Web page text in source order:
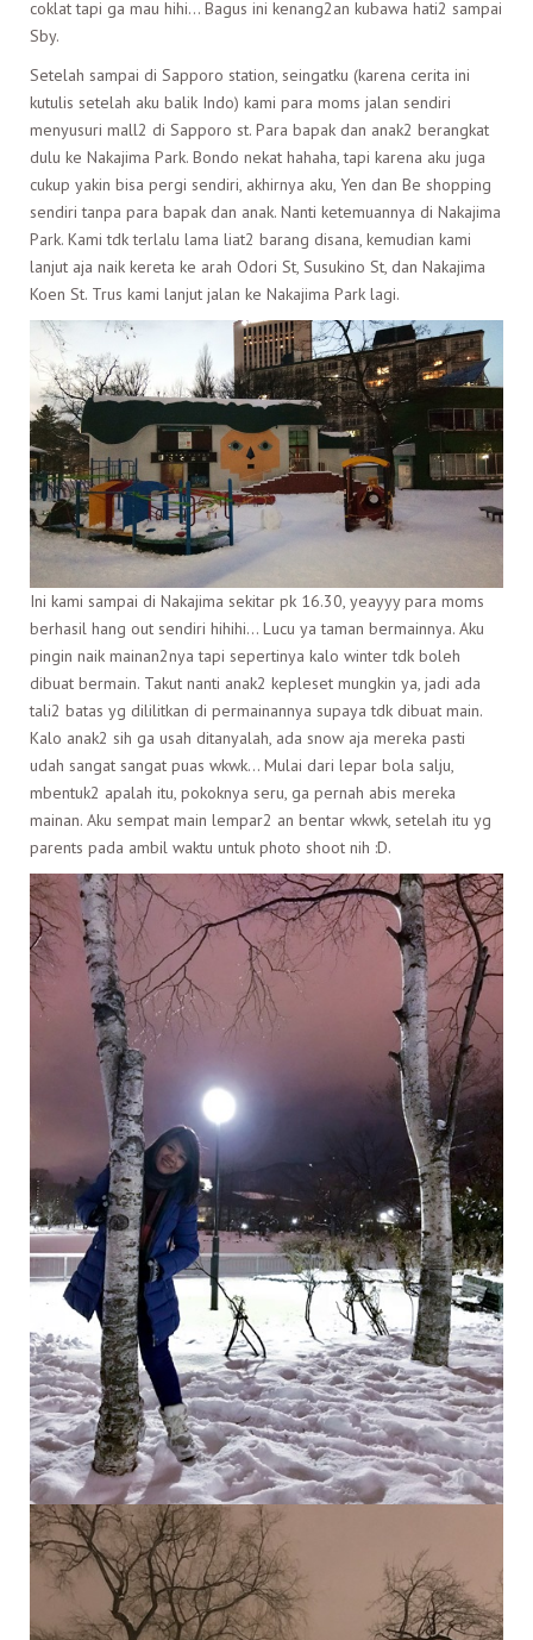
coklat tapi ga mau hihi… Bagus ini kenang2an kubawa hati2 sampai
Sby.
Setelah sampai di Sapporo station, seingatku (karena cerita ini
kutulis setelah aku balik Indo) kami para moms jalan sendiri
menyusuri mall2 di Sapporo st. Para bapak dan anak2 berangkat
dulu ke Nakajima Park. Bondo nekat hahaha, tapi karena aku juga
cukup yakin bisa pergi sendiri, akhirnya aku, Yen dan Be shopping
sendiri tanpa para bapak dan anak. Nanti ketemuannya di Nakajima
Park. Kami tdk terlalu lama liat2 barang disana, kemudian kami
lanjut aja naik kereta ke arah Odori St, Susukino St, dan Nakajima
Koen St. Trus kami lanjut jalan ke Nakajima Park lagi.
Ini kami sampai di Nakajima sekitar pk 16.30, yeayyy para moms
berhasil hang out sendiri hihihi… Lucu ya taman bermainnya. Aku
pingin naik mainan2nya tapi sepertinya kalo winter tdk boleh
dibuat bermain. Takut nanti anak2 kepleset mungkin ya, jadi ada
tali2 batas yg dililitkan di permainannya supaya tdk dibuat main.
Kalo anak2 sih ga usah ditanyalah, ada snow aja mereka pasti
udah sangat sangat puas wkwk… Mulai dari lepar bola salju,
mbentuk2 apalah itu, pokoknya seru, ga pernah abis mereka
mainan. Aku sempat main lempar2 an bentar wkwk, setelah itu yg
parents pada ambil waktu untuk photo shoot nih :D.